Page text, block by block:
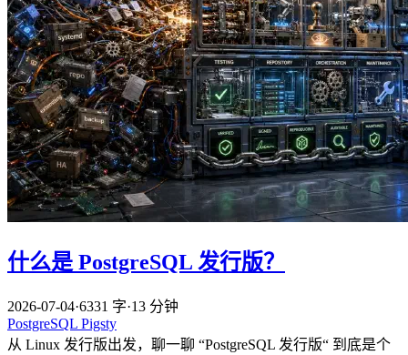
什么是 PostgreSQL 发行版？
2026-07-04·6331 字·13 分钟
PostgreSQL Pigsty
从 Linux 发行版出发，聊一聊 “PostgreSQL 发行版“ 到底是个